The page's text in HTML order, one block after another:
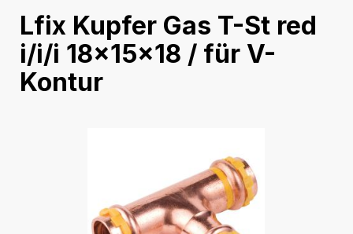
Lfix Kupfer Gas T-St red
i/i/i 18x15x18 / für V-
Kontur